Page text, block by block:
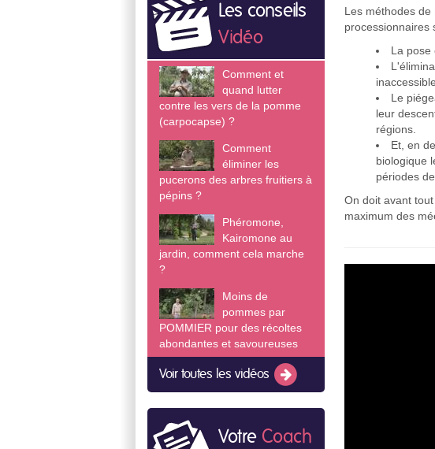
Les conseils
Vidéo
Comment et
quand lutter
contre les vers de la pomme
(carpocapse) ?
Comment
éliminer les
pucerons des arbres fruitiers à
pépins ?
Phéromone,
Kairomone au
jardin, comment cela marche
?
Moins de
pommes par
POMMIER pour des récoltes
abondantes et savoureuses
Voir toutes les vidéos
Votre Coach
Les méthodes
processionnaires
La pose
Le
leur
régions.
Et, en
biologique
périodes
On doit avant
maximum des